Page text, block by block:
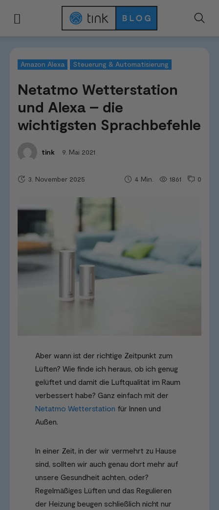
Amazon Alexa Steuerung & Automatisierung
Netatmo Wetterstation
und Alexa – die
wichtigsten Sprachbefehle
tink 9. Mai 2021
0
1861
4 Min.
3. November 2025
Aber wann ist der richtige Zeitpunkt zum
Lüften? Wie finde ich heraus, ob ich genug
gelüftet und damit die Luftqualität im Raum
verbessert habe? Ganz einfach mit der
Netatmo Wetterstation für Innen und
Außen.
In einer Zeit, in der wir vermehrt zu Hause
sind, sollten wir auch genau dort mehr auf
unsere Gesundheit achten, oder?
Regelmäßiges Lüften und das Regulieren
der Heizung beugen schließlich nicht nur